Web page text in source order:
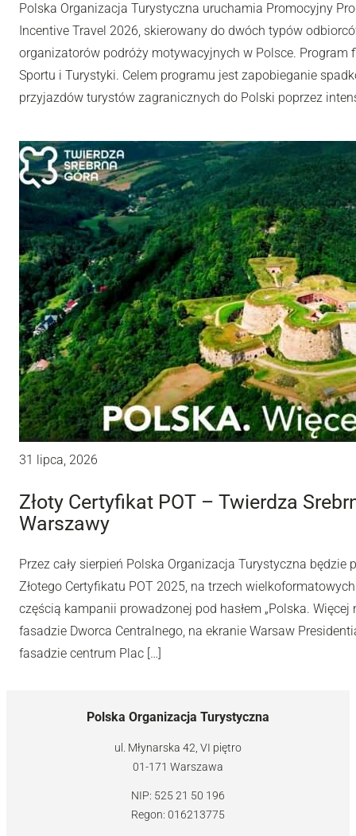
Polska Organizacja Turystyczna uruchamia Promocyjny
Incentive Travel 2026, skierowany do dwóch typów
organizatorów podróży motywacyjnych w Polsce.
Sportu i Turystyki. Celem programu jest zapobieganie
przyjazdów turystów zagranicznych do Polski poprzez
31 lipca, 2026
Złoty Certyfikat POT – Twierdza
Warszawy
Przez cały sierpień Polska Organizacja Turystyczna
Złotego Certyfikatu POT 2025, na trzech
częścią kampanii prowadzonej pod hasłem „Polska.
fasadzie Dworca Centralnego, na ekranie Warsaw
fasadzie centrum Plac […]
Polska Organizacja Turystyczna
ul. Młynarska 42, VI piętro
01-171 Warszawa
NIP: 525 21 50 196
Regon: 016213775